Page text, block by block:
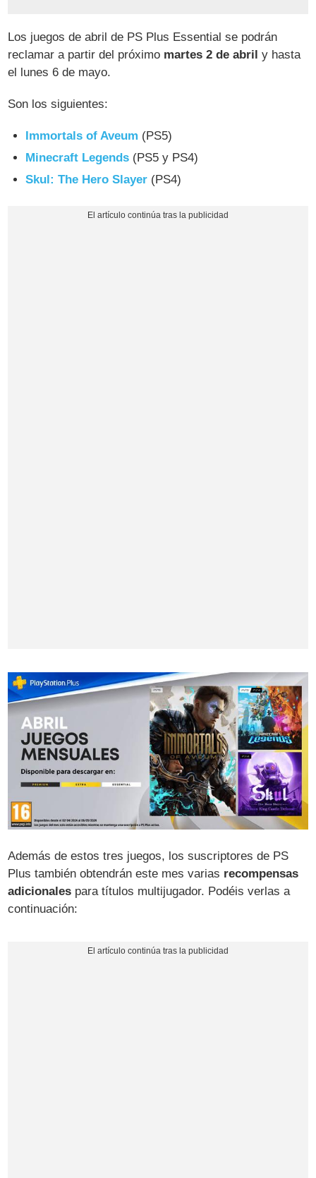
Los juegos de abril de PS Plus Essential se podrán
reclamar a partir del próximo martes 2 de abril y hasta
el lunes 6 de mayo.
Son los siguientes:
Immortals of Aveum (PS5)
Minecraft Legends (PS5 y PS4)
Skul: The Hero Slayer (PS4)
Además de estos tres juegos, los suscriptores de PS
Plus también obtendrán este mes varias recompensas
adicionales para títulos multijugador. Podéis verlas a
continuación: